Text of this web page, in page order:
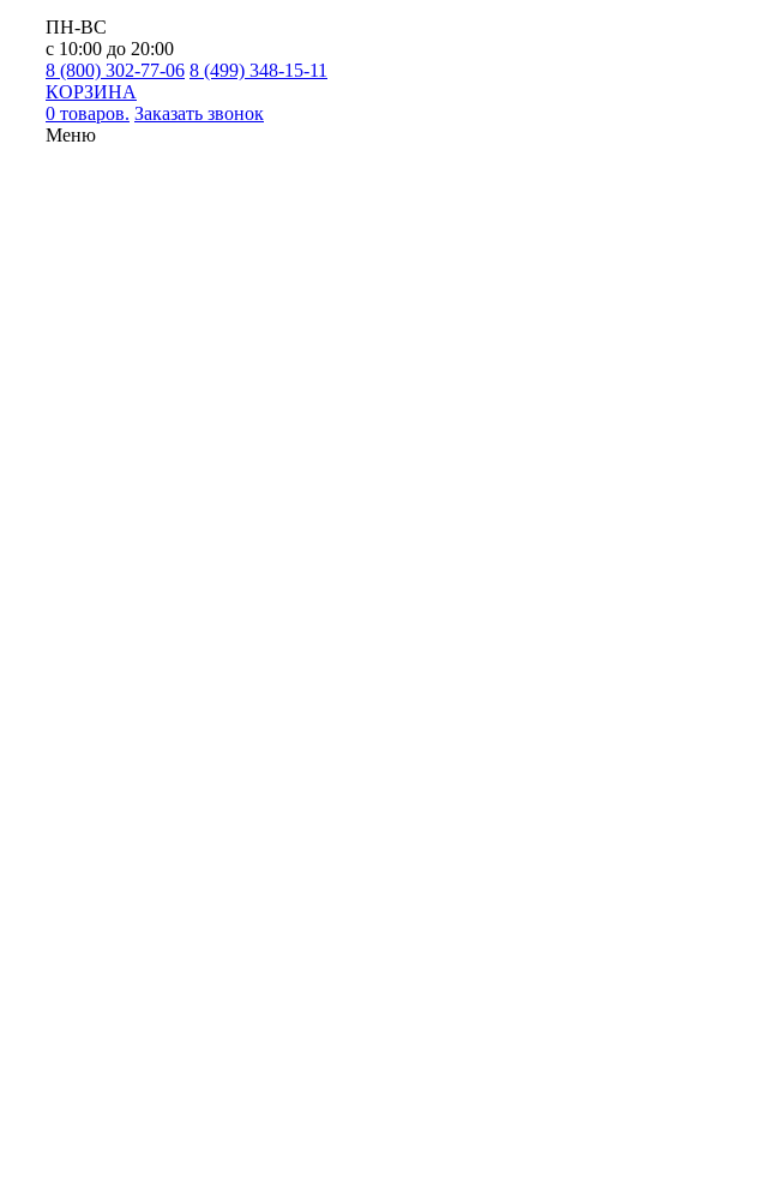
ПН-ВС
с 10:00 до 20:00
8 (800) 302-77-06 8 (499) 348-15-11
КОРЗИНА
0 товаров. Заказать звонок
Меню